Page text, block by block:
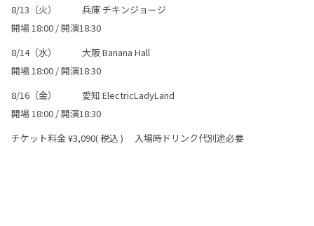
8/13（火） 兵庫 チキンジョージ
開場 18:00 / 開演18:30
8/14（水） 大阪 Banana Hall
開場 18:00 / 開演18:30
8/16（金） 愛知 ElectricLadyLand
開場 18:00 / 開演18:30
チケット料金 ¥3,090( 税込 ) 入場時ドリンク代別途必要